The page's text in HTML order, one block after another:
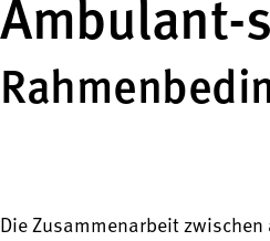
Ambulant-
Die Zusammenarbeit